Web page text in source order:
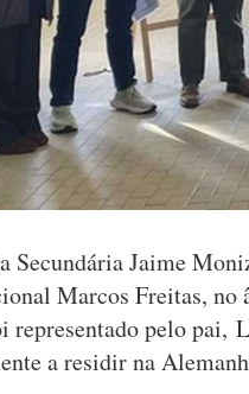
Secundária Jaime
Marcos Freitas,
representado pelo pai,
a residir na